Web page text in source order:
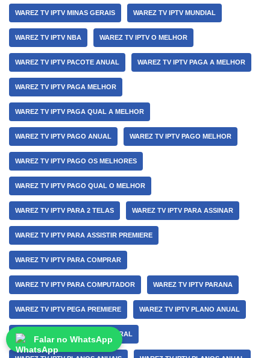
WAREZ TV IPTV MINAS GERAIS WAREZ TV IPTV MUNDIAL
WAREZ TV IPTV NBA WAREZ TV IPTV O MELHOR
WAREZ TV IPTV PACOTE ANUAL WAREZ TV IPTV PAGA A MELHOR
WAREZ TV IPTV PAGA MELHOR
WAREZ TV IPTV PAGA QUAL A MELHOR
WAREZ TV IPTV PAGO ANUAL WAREZ TV IPTV PAGO MELHOR
WAREZ TV IPTV PAGO OS MELHORES
WAREZ TV IPTV PAGO QUAL O MELHOR
WAREZ TV IPTV PARA 2 TELAS WAREZ TV IPTV PARA ASSINAR
WAREZ TV IPTV PARA ASSISTIR PREMIERE
WAREZ TV IPTV PARA COMPRAR
WAREZ TV IPTV PARA COMPUTADOR WAREZ TV IPTV PARANA
WAREZ TV IPTV PEGA PREMIERE WAREZ TV IPTV PLANO ANUAL
WAREZ TV IPTV PLANO SEMESTRAL
Falar no WhatsApp